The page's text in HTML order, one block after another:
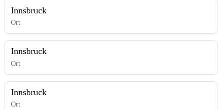
Innsbruck
Ort
Innsbruck
Ort
Innsbruck
Ort